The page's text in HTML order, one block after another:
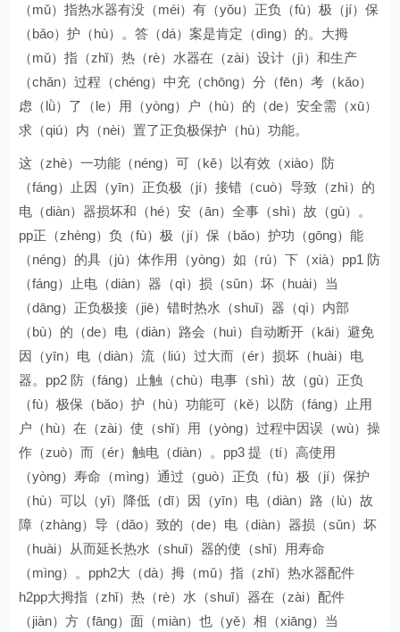
（mǔ）指热水器有没（méi）有（yǒu）正负（fù）极（jí）保
（bǎo）护（hù）。答（dá）案是肯定（dìng）的。大拇
（mǔ）指（zhǐ）热（rè）水器在（zài）设计（jì）和生产
（chǎn）过程（chéng）中充（chōng）分（fēn）考（kǎo）
虑（lǜ）了（le）用（yòng）户（hù）的（de）安全需（xū）
求（qiú）内（nèi）置了正负极保护（hù）功能。
这（zhè）一功能（néng）可（kě）以有效（xiào）防
（fáng）止因（yīn）正负极（jí）接错（cuò）导致（zhì）的
电（diàn）器损坏和（hé）安（ān）全事（shì）故（gù）。
pp正（zhèng）负（fù）极（jí）保（bǎo）护功（gōng）能
（néng）的具（jù）体作用（yòng）如（rú）下（xià）pp1 防
（fáng）止电（diàn）器（qì）损（sǔn）坏（huài）当
（dāng）正负极接（jiē）错时热水（shuǐ）器（qì）内部
（bù）的（de）电（diàn）路会（huì）自动断开（kāi）避免
因（yīn）电（diàn）流（liú）过大而（ér）损坏（huài）电
器。pp2 防（fáng）止触（chù）电事（shì）故（gù）正负
（fù）极保（bǎo）护（hù）功能可（kě）以防（fáng）止用
户（hù）在（zài）使（shǐ）用（yòng）过程中因误（wù）操
作（zuò）而（ér）触电（diàn）。pp3 提（tí）高使用
（yòng）寿命（mìng）通过（guò）正负（fù）极（jí）保护
（hù）可以（yǐ）降低（dī）因（yīn）电（diàn）路（lù）故
障（zhàng）导（dǎo）致的（de）电（diàn）器损（sǔn）坏
（huài）从而延长热水（shuǐ）器的使（shǐ）用寿命
（mìng）。pph2大（dà）拇（mǔ）指（zhǐ）热水器配件
h2pp大拇指（zhǐ）热（rè）水（shuǐ）器在（zài）配件
（jiàn）方（fāng）面（miàn）也（yě）相（xiāng）当